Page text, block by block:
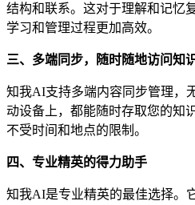
结构和联系。这对于理解和记忆
学习和管理过程更加高效。
三、多端同步，随时随地访问知
知我AI支持多端内容同步管理，
动设备上，都能随时存取您的知
不受时间和地点的限制。
四、专业精英的得力助手
知我AI是专业精英的最佳选择。